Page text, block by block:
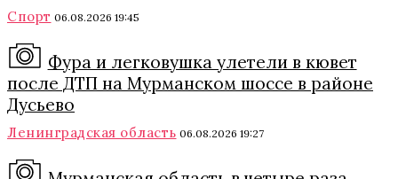
Спорт 06.08.2026 19:45
Фура и легковушка улетели в кювет
после ДТП на Мурманском шоссе в районе
Дусьево
Ленинградская область 06.08.2026 19:27